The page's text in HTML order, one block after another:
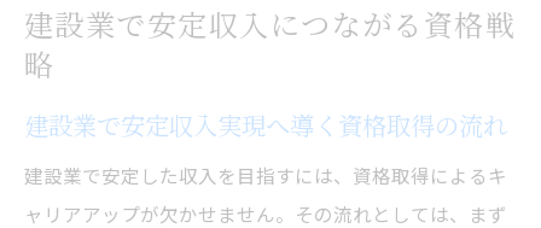
建設業で安定収入につながる資格戦
略
建設業で安定収入実現へ導く資格取得の流れ
建設業で安定した収入を目指すには、資格取得によるキ
ャリアアップが欠かせません。その流れとしては、まず